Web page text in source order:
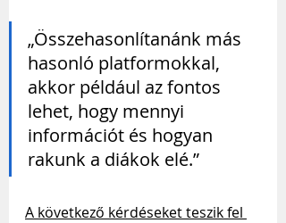
„Összehasonlítanánk más
hasonló platformokkal,
akkor például az fontos
lehet, hogy mennyi
információt és hogyan
rakunk a diákok elé.”
A következő kérdéseket teszik fel